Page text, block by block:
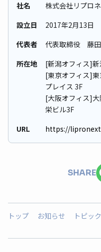
社名
株式会社リプロ
設立日
2017年2⽉13⽇
代表者
代表取締役 藤
所在地
[新潟オフィス]
[東京オフィス]
プレイス 3F
[大阪オフィス]
栄ビル3F
URL
https://
SHARE
トップ お知らせ トピック